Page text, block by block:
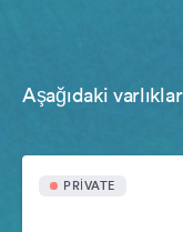
Aşağıdaki
PRIVATE